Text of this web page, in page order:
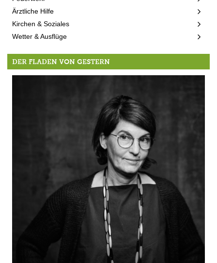
Ärztliche Hilfe
Kirchen & Soziales
Wetter & Ausflüge
DER FLADEN VON GESTERN